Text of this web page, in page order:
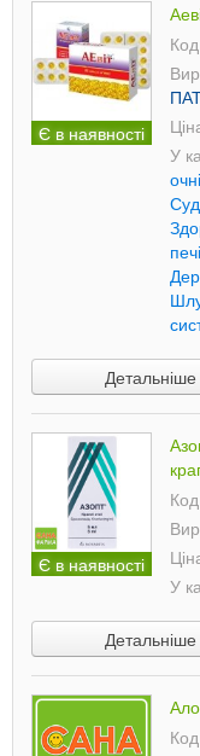
Є в наявності
У
Детальніше
Є в наявності
У
Детальніше